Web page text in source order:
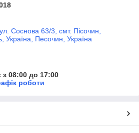
Соснова 63/3, смт. Пісочин,
Україна, Песочин, Україна
з 08:00 до 17:00
роботи